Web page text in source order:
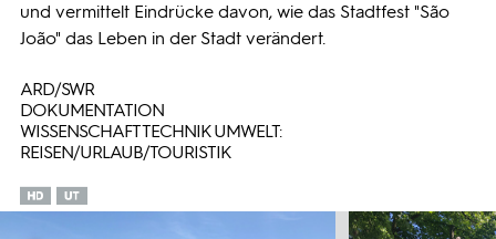
und vermittelt Eindrücke davon, wie das Stadtfest "São
João" das Leben in der Stadt verändert.
ARD/SWR
DOKUMENTATION
WISSENSCHAFT TECHNIK UMWELT:
REISEN/URLAUB/TOURISTIK